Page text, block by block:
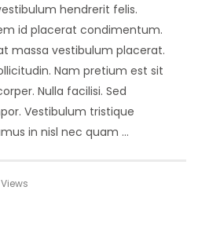
hendrerit felis.
id placerat condimentum.
massa vestibulum placerat.
Nam pretium est sit
Nulla facilisi. Sed
Vestibulum tristique
in nisl nec quam …